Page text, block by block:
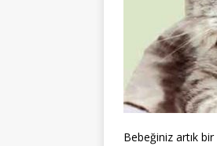
Bebeğiniz artık bir